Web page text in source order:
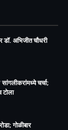
डॉ. अभिजीत चौधरी
चर्चा;
टोला
गोळीबार